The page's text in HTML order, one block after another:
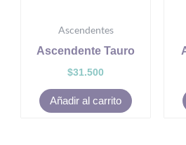
Ascendentes
Ascendente Tauro
$31.500
Añadir al carrito